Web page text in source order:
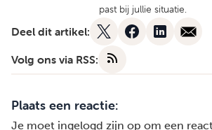
past bij jullie situatie.
Deel dit artikel:
Volg ons via RSS:
Plaats een reactie:
Je moet ingelogd zijn op om een